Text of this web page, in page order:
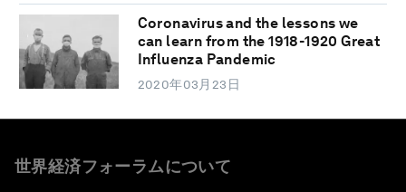
Coronavirus and the lessons we
can learn from the 1918-1920 Great
Influenza Pandemic
2020年03月23日
世界経済フォーラムについて